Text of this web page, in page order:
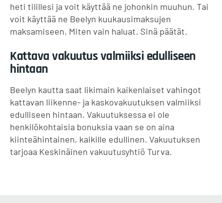
heti tilillesi ja voit käyttää ne johonkin muuhun. Tai
voit käyttää ne Beelyn kuukausimaksujen
maksamiseen. Miten vain haluat. Sinä päätät.
Kattava vakuutus valmiiksi edulliseen
hintaan
Beelyn kautta saat likimain kaikenlaiset vahingot
kattavan liikenne- ja kaskovakuutuksen valmiiksi
edulliseen hintaan. Vakuutuksessa ei ole
henkilökohtaisia bonuksia vaan se on aina
kiinteähintainen, kaikille edullinen. Vakuutuksen
tarjoaa Keskinäinen vakuutusyhtiö Turva.